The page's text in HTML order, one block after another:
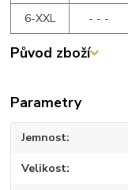
6-XXL
- - -
Původ zboží
Parametry
Jemnost
Velikost